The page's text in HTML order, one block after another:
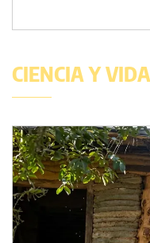
CIENCIA Y VIDA